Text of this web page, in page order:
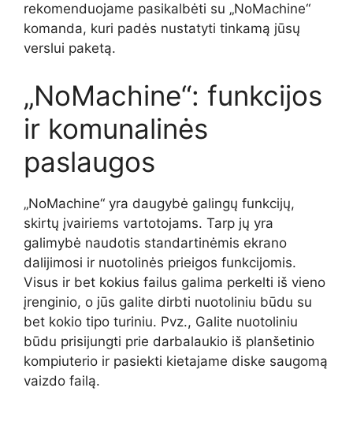
rekomenduojame pasikalbėti su „NoMachine“
komanda, kuri padės nustatyti tinkamą jūsų
verslui paketą.
„NoMachine“: funkcijos
ir komunalinės
paslaugos
„NoMachine“ yra daugybė galingų funkcijų,
skirtų įvairiems vartotojams. Tarp jų yra
galimybė naudotis standartinėmis ekrano
dalijimosi ir nuotolinės prieigos funkcijomis.
Visus ir bet kokius failus galima perkelti iš vieno
įrenginio, o jūs galite dirbti nuotoliniu būdu su
bet kokio tipo turiniu. Pvz., Galite nuotoliniu
būdu prisijungti prie darbalaukio iš planšetinio
kompiuterio ir pasiekti kietajame diske saugomą
vaizdo failą.